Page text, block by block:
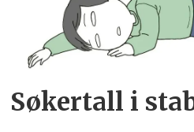
Søkertall i